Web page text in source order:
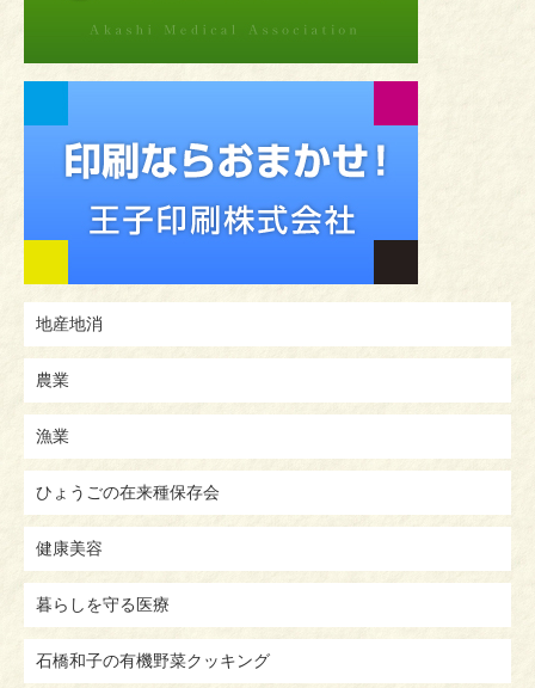
地産地消
農業
漁業
ひょうごの在来種保存会
健康美容
暮らしを守る医療
石橋和子の有機野菜クッキング